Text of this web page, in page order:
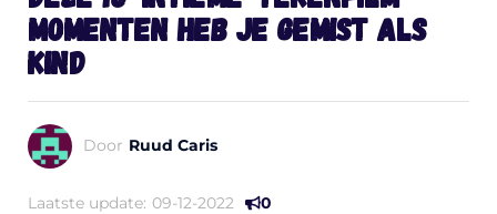
momenten heb je gemist als
kind
Door Ruud Caris
Laatste update: 09-12-2022 0